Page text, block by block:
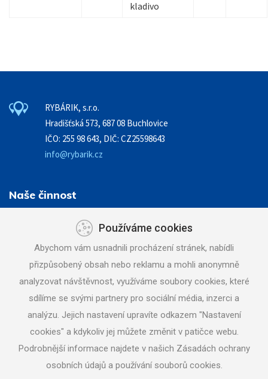
kladivo
RYBÁRIK, s.r.o.
Hradišťská 573, 687 08 Buchlovice
IČO: 255 98 643, DIČ: CZ25598643
info@rybarik.cz
Naše činnost
Zemní práce - stavební činnost
Demolice a bourací práce
Vodovody a kanalizace
Doprava a mechanizace
Půjčovna strojů a nářadí
Pneuservis
Stavbazar
Zavolejte nám +420 777 120 591
Používáme cookies
Abychom vám usnadnili procházení stránek, nabídli
přizpůsobený obsah nebo reklamu a mohli anonymně
analyzovat návštěvnost, využíváme soubory cookies, které
sdílíme se svými partnery pro sociální média, inzerci a
analýzu. Jejich nastavení upravíte odkazem "Nastavení
cookies" a kdykoliv jej můžete změnit v patičce webu.
Podrobnější informace najdete v našich Zásadách ochrany
osobních údajů a používání souborů cookies.